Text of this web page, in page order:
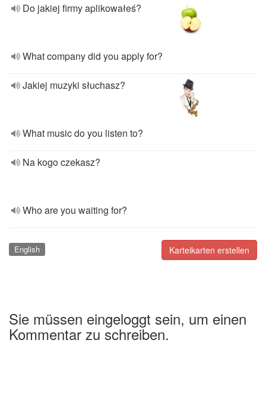
Do jakiej firmy aplikowałeś?
What company did you apply for?
Jakiej muzyki słuchasz?
What music do you listen to?
Na kogo czekasz?
Who are you waiting for?
Karteikarten erstellen
English
Sie müssen eingeloggt sein, um einen
Kommentar zu schreiben.